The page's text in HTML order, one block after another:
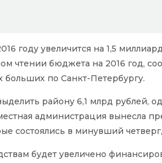
году увеличится на 1,5
чтении бюджета на 2016 год,
больших по Санкт-Петербургу.
району 6,1 млрд рублей,
администрация вынесла
состоялись в минувший
будет увеличено